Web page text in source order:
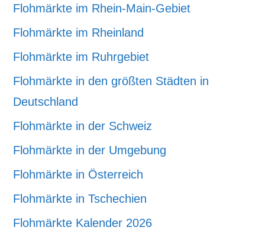
Flohmärkte im Rhein-Main-Gebiet
Flohmärkte im Rheinland
Flohmärkte im Ruhrgebiet
Flohmärkte in den größten Städten in
Deutschland
Flohmärkte in der Schweiz
Flohmärkte in der Umgebung
Flohmärkte in Österreich
Flohmärkte in Tschechien
Flohmärkte Kalender 2026